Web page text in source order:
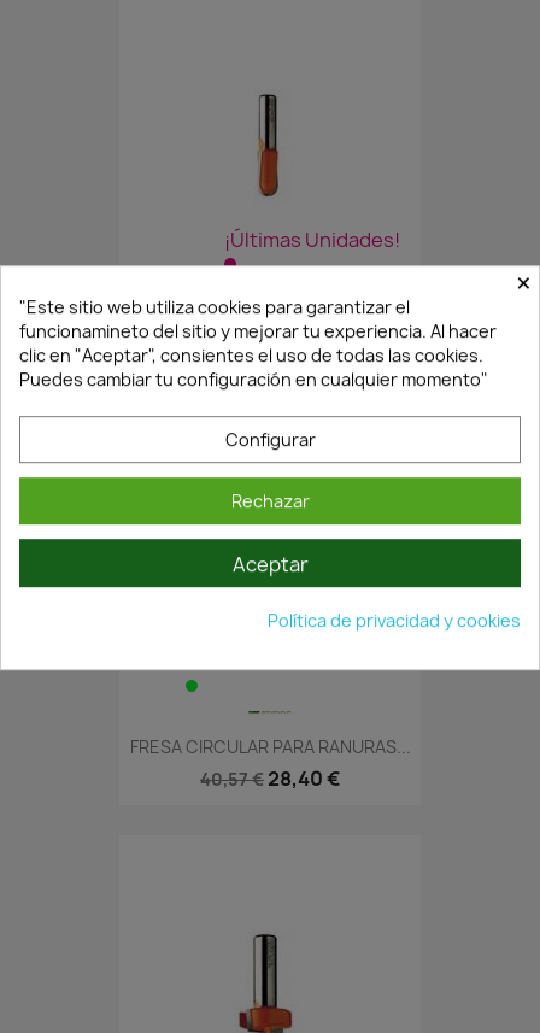
¡Últimas Unidades!
FRESA PERFILAR 91416011
53,50 € 37,45 €
FRESA CIRCULAR PARA RANURAS...
40,57 € 28,40 €
×
"Este sitio web utiliza cookies para garantizar el
funcionamineto del sitio y mejorar tu experiencia. Al hacer
clic en "Aceptar", consientes el uso de todas las cookies.
Puedes cambiar tu configuración en cualquier momento"
Configurar
Rechazar
Aceptar
Política de privacidad y cookies